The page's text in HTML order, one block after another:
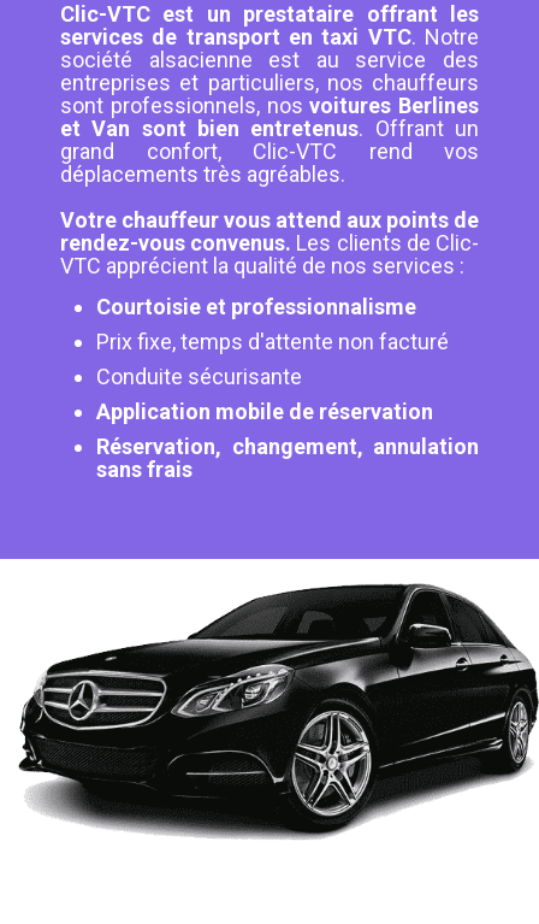
Clic-VTC est un prestataire offrant les
services de transport en taxi VTC. Notre
société alsacienne est au service des
entreprises et particuliers, nos chauffeurs
sont professionnels, nosvoitures Berlines
et Van sont bien entretenus. Offrant un
grand confort, Clic-VTC rend vos
déplacements très agréables.
Votre chauffeur vous attend aux points de
rendez-vous convenus. Les clients de Clic-
VTC apprécient la qualité de nos services :
Courtoisie et professionnalisme
Prix fixe, temps d'attente non facturé
Conduite sécurisante
Application mobile de réservation
Réservation, changement, annulation
sans frais